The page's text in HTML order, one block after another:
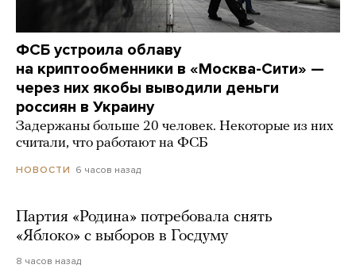
ФСБ устроила облаву
на криптообменники в «Москва-Сити» —
через них якобы выводили деньги
россиян в Украину
Задержаны больше 20 человек. Некоторые из них
считали, что работают на ФСБ
НОВОСТИ 6 часов назад
Партия «Родина» потребовала снять
«Яблоко» с выборов в Госдуму
8 часов назад